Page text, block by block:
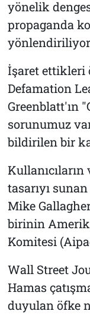
yönelik
propaganda
İşaret ettikleri
Defamation
Greenblatt'ın
sorunumuz
bildirilen bir
tasarıyı
Mike
birinin
Komitesi
Wall Street
Hamas
duyulan öfke